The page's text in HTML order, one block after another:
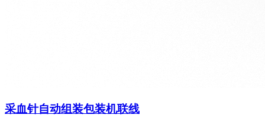
采血针自动组装包装机联线